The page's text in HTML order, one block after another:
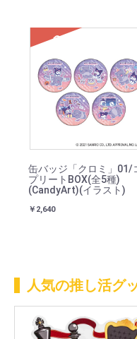
SOLD
缶バッジ「クロミ」01/
プリートBOX(全5種)
(CandyArt)(イラスト)
￥2,640
人気の推し活グ